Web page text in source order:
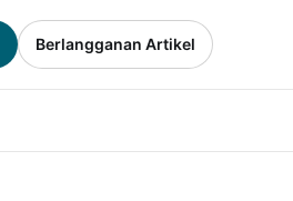
Berlangganan Artikel